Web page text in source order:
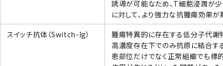
誘導が可能なため、T細胞浸潤が
に対して、より強力な抗腫瘍効果が
スイッチ抗体（Switch-Ig）
腫瘍特異的に存在する低分子代謝
高濃度存在下でのみ抗原に結合す
患部位だけでなく正常組織でも標